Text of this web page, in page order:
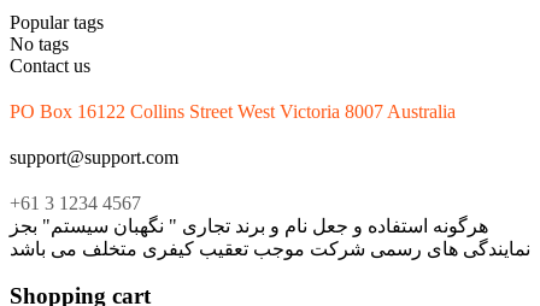
Popular tags
No tags
Contact us
PO Box 16122 Collins Street West Victoria 8007 Australia
support@support.com
+61 3 1234 4567
هرگونه استفاده و جعل نام و برند تجاری " نگهبان سیستم" بجز
نمایندگی های رسمی شرکت موجب تعقیب کیفری متخلف می باشد
Shopping cart